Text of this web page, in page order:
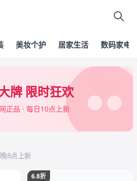
美妆个护 居家生活 数码家电
牌 限时狂欢
正品 · 每日10点上新
8点上新
6.8折